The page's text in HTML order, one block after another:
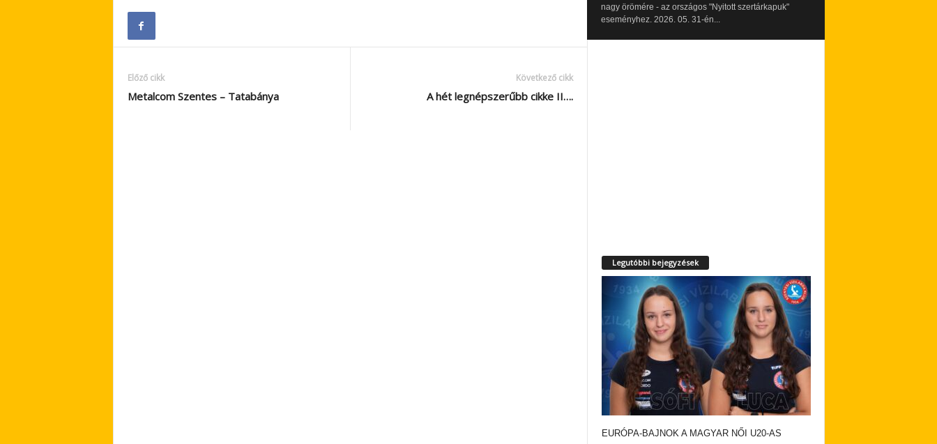
Előző cikk
Metalcom Szentes – Tatabánya
Következő cikk
A hét legnépszerűbb cikke II….
nagy örömére - az országos "Nyitott szertárkapuk"
eseményhez. 2026. 05. 31-én...
Legutóbbi bejegyzések
EURÓPA-BAJNOK A MAGYAR NŐI U20-AS